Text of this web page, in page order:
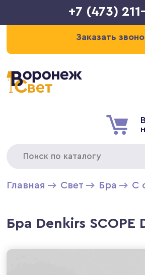
+7 (473)
Заказать
Главная Свет Бра С
Бра Denkirs SCOPE